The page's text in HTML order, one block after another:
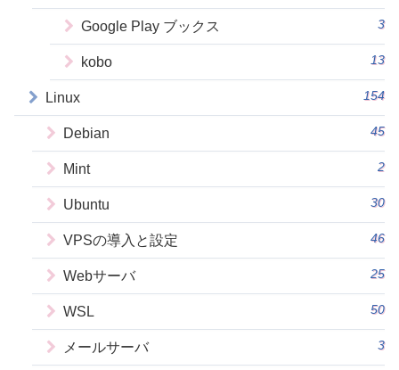
Google Play ブックス 3
kobo 13
Linux 154
Debian 45
Mint 2
Ubuntu 30
VPSの導入と設定 46
Webサーバ 25
WSL 50
メールサーバ 3